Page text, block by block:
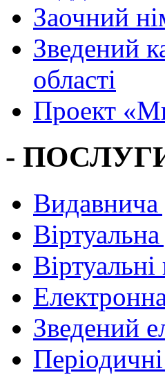
Заочний
Зведений
області
Проект
-
Видавнича
Зведений